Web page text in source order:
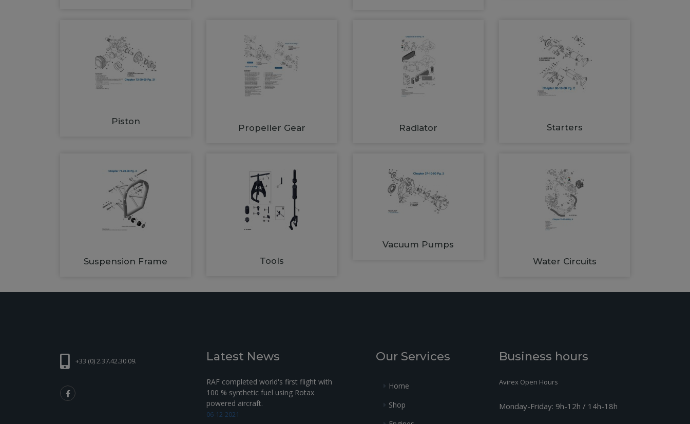
Piston
Propeller Gear Radiator Starters
Suspension Frame Tools
Vacuum Pumps
Water Circuits
+33 (0) 2.37.42.30.09. Latest News
RAF completed world's first flight with
100 % synthetic fuel using Rotax
powered aircraft.
06-12-2021
Our Services
Home
Shop
Business hours
Avirex Open Hours
Monday-Friday: 9h-12h / 14h-18h